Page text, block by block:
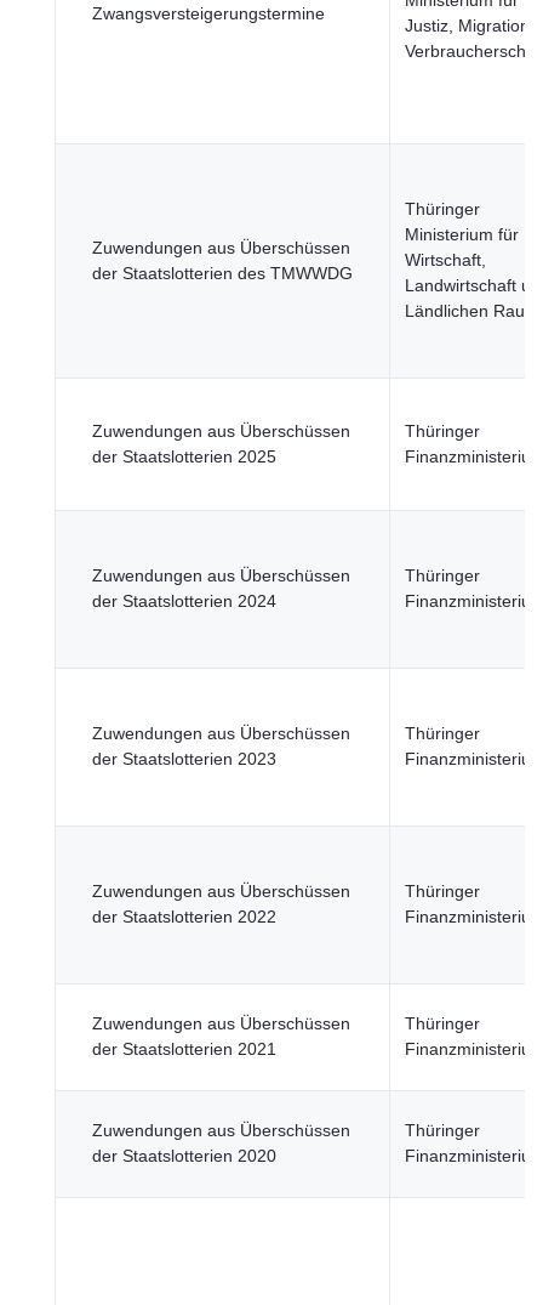
Zwangsversteigerungstermine
Justiz, Migration
Zuwendungen aus Überschüssen
der Staatslotterien des TMWWDG
Thüringer
Ministerium für
Wirtschaft,
Landwirtschaft
Ländlichen Raum
Zuwendungen aus Überschüssen
der Staatslotterien 2025
Thüringer
Zuwendungen aus Überschüssen
der Staatslotterien 2024
Thüringer
Zuwendungen aus Überschüssen
der Staatslotterien 2023
Thüringer
Zuwendungen aus Überschüssen
der Staatslotterien 2022
Thüringer
Zuwendungen aus Überschüssen
der Staatslotterien 2021
Thüringer
Zuwendungen aus Überschüssen
der Staatslotterien 2020
Thüringer